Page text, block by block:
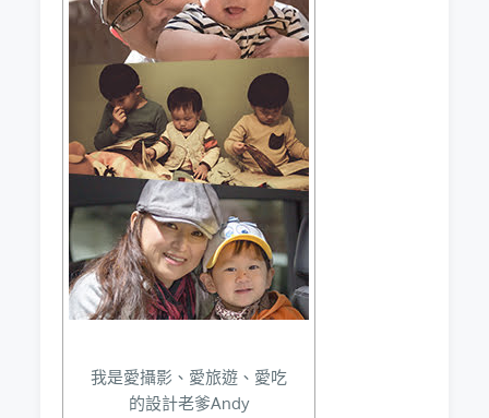
我是愛攝影、愛旅遊、愛吃
的設計老爹Andy